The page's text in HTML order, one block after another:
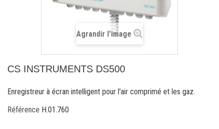
Agrandir l'image
CS INSTRUMENTS DS500
Enregistreur à écran intelligent pour l'air comprimé et les gaz.
Référence H.01.760